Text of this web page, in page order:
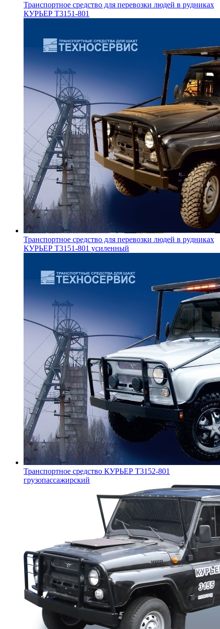
Транспортное средство для перевозки людей в рудниках
КУРЬЕР Т3151-801
Транспортное средство для перевозки людей в рудниках
КУРЬЕР Т3151-801 усиленный
Транспортное средство КУРЬЕР Т3152-801
грузопассажирский